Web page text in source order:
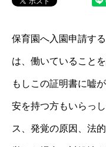
保育園へ入園申請す
は、働いていること
もしこの証明書に嘘
安を持つ方もいらっ
ス、発覚の原因、法